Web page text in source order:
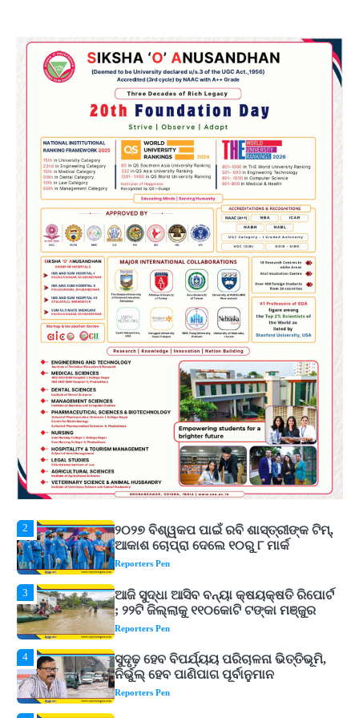
୨୦୨୭ ବିଶ୍ୱକପ ପାଇଁ ରବି ଶାସ୍ତ୍ରୀଙ୍କ ଟିମ୍,
ଆକାଶ ଚୋପ୍ରା ଦେଲେ ୧୦ରୁ ୮ ମାର୍କ
Reporters Pen
ଆଜି ସୁଦ୍ଧା ଆସିବ ବନ୍ୟା କ୍ଷୟକ୍ଷତି ରିପୋର୍ଟ
; ୨୨ଟି ଜିଲ୍ଲାକୁ ୧୧୦କୋଟି ଟଙ୍କା ମଞ୍ଜୁର
Reporters Pen
ସୁଦୃଢ଼ ହେବ ବିପର୍ଯ୍ୟୟ ପରିଚାଳନା ଭିତ୍ତିଭୂମି,
ନିର୍ଭୁଲ୍ ହେବ ପାଣିପାଗ ପୂର୍ବାନୁମାନ
Reporters Pen
ଗୋପବନ୍ଧୁ ସ୍ୱାସ୍ଥ୍ୟ ବୀମା ଯୋଜନା
ପରିବର୍ତ୍ତିତ ହେଲେ ଆନ୍ଦୋଳନ ତେଜିବ :
ଉତ୍କଳ ସାମ୍ବାଦିକ ସଂଘ
Reporters Pen
Shiva Mantras Sawan 2026: ଶ୍ରାବଣରେ
ନିୟମିତ ଜପ କରନ୍ତୁ ଭଗବାନ ଶିବଙ୍କ ଏହି
୩ଟି ଶକ୍ତିଶାଳୀ ମନ୍ତ୍ର, ଦୂର ହୋଇପାରେ
ଆର୍ଥିକ ସଙ୍କଟ
୨୦୨୭ ବିଶ୍ୱକପ ପାଇଁ ରବି ଶାସ୍ତ୍ରୀଙ୍କ ଟିମ୍,
ଆକାଶ ଚୋପ୍ରା ଦେଲେ ୧୦ରୁ ୮ ମାର୍କ
Reporters Pen
3
ଆଜି ସୁଦ୍ଧା ଆସିବ ବନ୍ୟା କ୍ଷୟକ୍ଷତି ରିପୋର୍ଟ
; ୨୨ଟି ଜିଲ୍ଲାକୁ ୧୧୦କୋଟି ଟଙ୍କା ମଞ୍ଜୁର
Reporters Pen
4
ସୁଦୃଢ଼ ହେବ ବିପର୍ଯ୍ୟୟ ପରିଚାଳନା ଭିତ୍ତିଭୂମି,
ନିର୍ଭୁଲ୍ ହେବ ପାଣିପାଗ ପୂର୍ବାନୁମାନ
Reporters Pen
5
ଗୋପବନ୍ଧୁ ସ୍ୱାସ୍ଥ୍ୟ ବୀମା ଯୋଜନା
ପରିବର୍ତ୍ତିତ ହେଲେ ଆନ୍ଦୋଳନ ତେଜିବ :
ଉତ୍କଳ ସାମ୍ବାଦିକ ସଂଘ
Reporters Pen